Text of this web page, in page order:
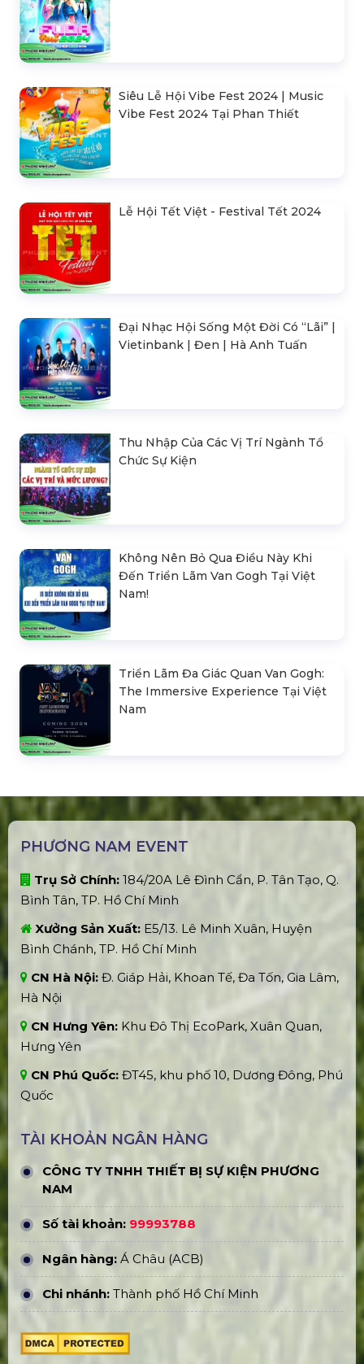
Siêu Lễ Hội Vibe Fest 2024 | Music
Vibe Fest 2024 Tại Phan Thiết
Lễ Hội Tết Việt - Festival Tết 2024
Đại Nhạc Hội Sống Một Đời Có “Lãi” |
Vietinbank | Đen | Hà Anh Tuấn
Thu Nhập Của Các Vị Trí Ngành Tổ
Chức Sự Kiện
Không Nên Bỏ Qua Điều Này Khi
Đến Triển Lãm Van Gogh Tại Việt
Nam!
Triển Lãm Đa Giác Quan Van Gogh:
The Immersive Experience Tại Việt
Nam
PHƯƠNG NAM EVENT
Trụ Sở Chính: 184/20A Lê Đình Cẩn, P. Tân Tạo, Q.
Bình Tân, TP. Hồ Chí Minh
Xưởng Sản Xuất: E5/13. Lê Minh Xuân, Huyện
Bình Chánh, TP. Hồ Chí Minh
CN Hà Nội: Đ. Giáp Hải, Khoan Tế, Đa Tốn, Gia Lâm,
Hà Nội
CN Hưng Yên: Khu Đô Thị EcoPark, Xuân Quan,
Hưng Yên
CN Phú Quốc: ĐT45, khu phố 10, Dương Đông, Phú
Quốc
TÀI KHOẢN NGÂN HÀNG
CÔNG TY TNHH THIẾT BỊ SỰ KIỆN PHƯƠNG
NAM
Số tài khoản: 99993788
Ngân hàng: Á Châu (ACB)
Chi nhánh: Thành phố Hồ Chí Minh